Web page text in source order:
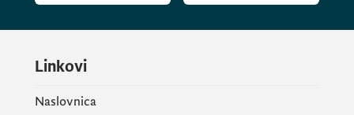
Linkovi
Naslovnica